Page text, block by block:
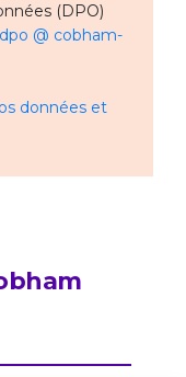
(DPO)
dpo @ cobham-
données et